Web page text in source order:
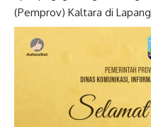
(Pemprov) Kaltara di